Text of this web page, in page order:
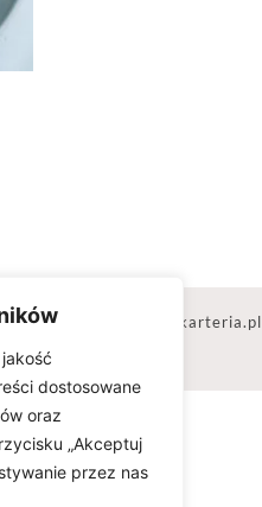
dostosowane
oraz
„Akceptuj
przez nas
zastrzeżone © www.karteria.pl